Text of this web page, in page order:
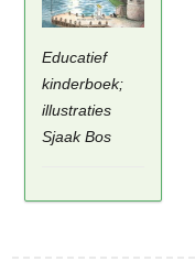
Educatief
kinderboek;
illustraties
Sjaak Bos